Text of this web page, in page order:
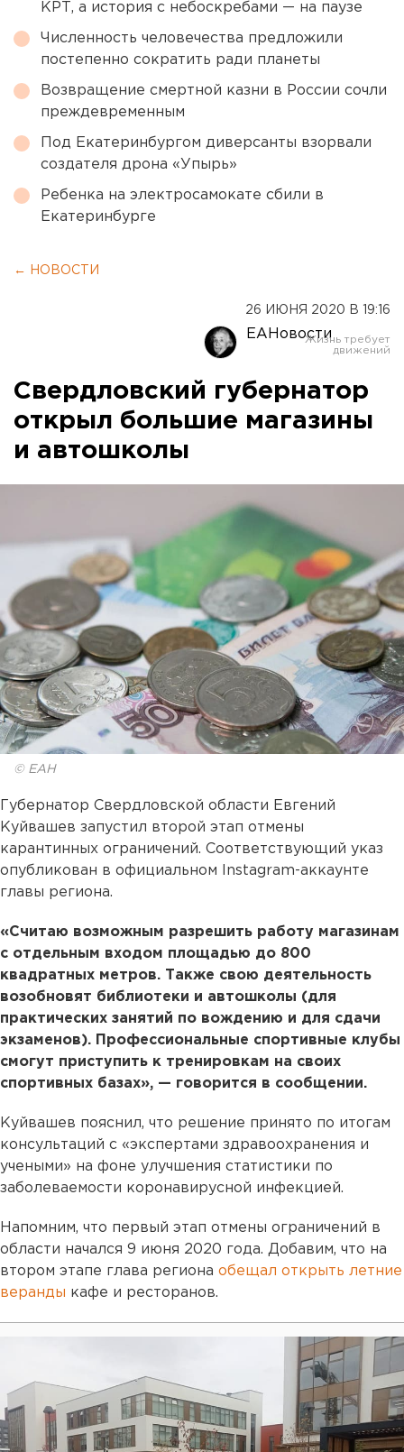
КРТ, а история с небоскребами — на паузе
Численность человечества предложили
постепенно сократить ради планеты
Возвращение смертной казни в России сочли
преждевременным
Под Екатеринбургом диверсанты взорвали
создателя дрона «Упырь»
Ребенка на электросамокате сбили в
Екатеринбурге
← НОВОСТИ
26 ИЮНЯ 2020 В 19:16
ЕАНовости
Свердловский губернатор
открыл большие магазины
и автошколы
© ЕАН
Губернатор Свердловской области Евгений
Куйвашев запустил второй этап отмены
карантинных ограничений. Соответствующий указ
опубликован в официальном Instagram-аккаунте
главы региона.
«Считаю возможным разрешить работу магазинам
с отдельным входом площадью до 800
квадратных метров. Также свою деятельность
возобновят библиотеки и автошколы (для
практических занятий по вождению и для сдачи
экзаменов). Профессиональные спортивные клубы
cмогут приступить к тренировкам на своих
спортивных базах», — говорится в сообщении.
Куйвашев пояснил, что решение принято по итогам
консультаций с «экспертами здравоохранения и
учеными» на фоне улучшения статистики по
заболеваемости коронавирусной инфекцией.
Напомним, что первый этап отмены ограничений в
области начался 9 июня 2020 года. Добавим, что на
втором этапе глава региона обещал открыть летние
веранды кафе и ресторанов.